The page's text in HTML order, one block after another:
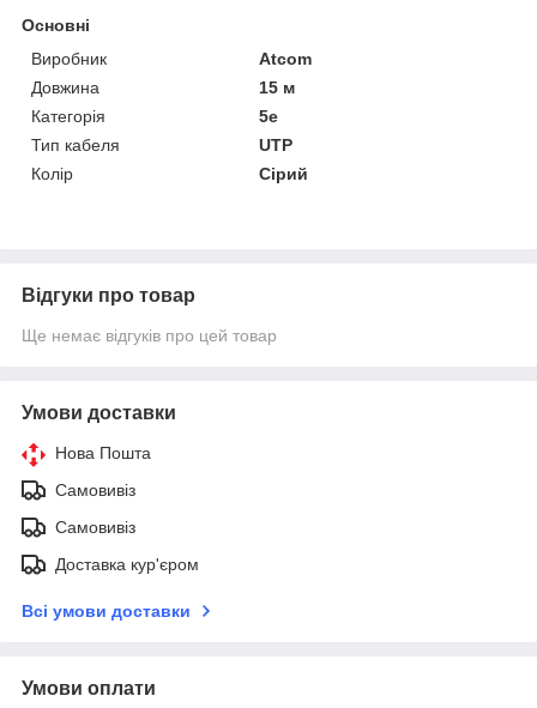
Основні
Виробник
Atcom
Довжина
15 м
Категорія
5e
Тип кабеля
UTP
Колір
Сірий
Відгуки про товар
Ще немає відгуків про цей товар
Умови доставки
Нова Пошта
Самовивіз
Самовивіз
Доставка кур'єром
Всі умови доставки
Умови оплати